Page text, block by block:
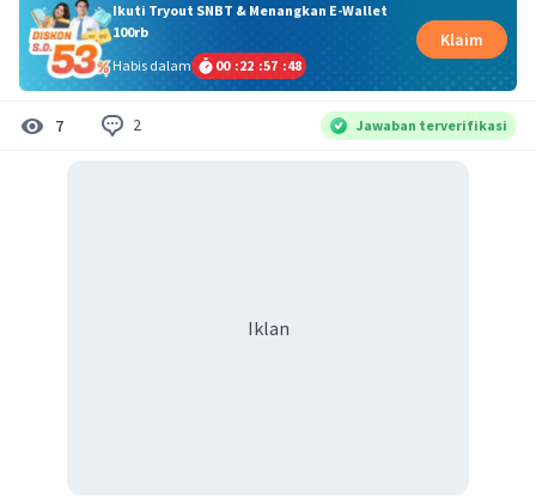
Ikuti Tryout SNBT & Menangkan E-Wallet
100rb
Habis dalam
00 :22 :57 :47
Klaim
7 2 Jawaban terverifikasi
Iklan